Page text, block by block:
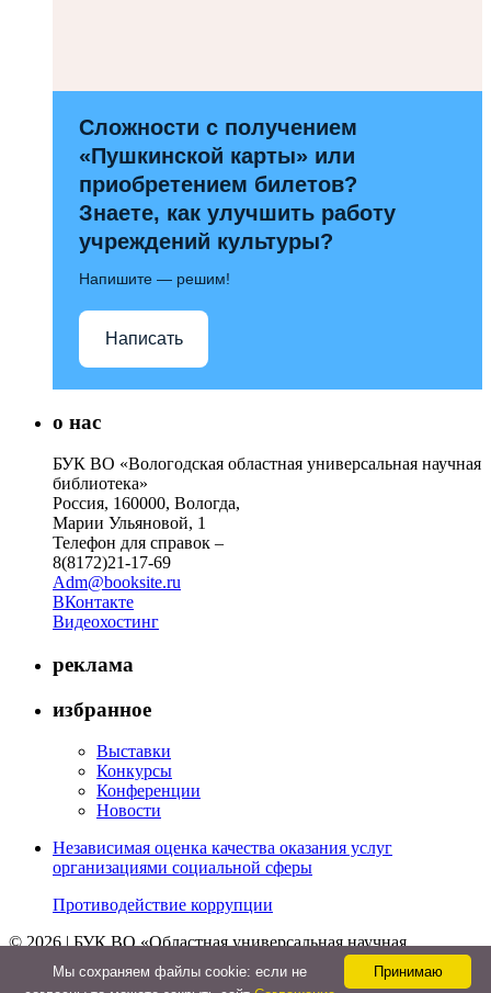
Сложности с получением
«Пушкинской карты» или
приобретением билетов?
Знаете, как улучшить работу
учреждений культуры?
Напишите — решим!
Написать
о нас
БУК ВО «Вологодская областная универсальная научная
библиотека»
Россия, 160000, Вологда,
Марии Ульяновой, 1
Телефон для справок –
8(8172)21-17-69
Adm@booksite.ru
ВКонтакте
Видеохостинг
реклама
избранное
Выставки
Конкурсы
Конференции
Новости
Независимая оценка качества оказания услуг
организациями социальной сферы
Противодействие коррупции
© 2026 | БУК ВО «Областная универсальная научная
библиотека»
Принимаю
Мы cохраняем файлы cookie: если не